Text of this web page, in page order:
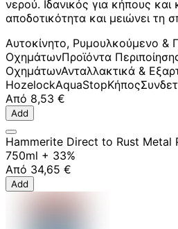
νερού. Ιδανικός για κήπους
αποδοτικότητα και μειώνει τη
Αυτοκίνητο, Ρυμουλκούμενο &
ΟχημάτωνΠροϊόντα
ΟχημάτωνΑνταλλακτικά &
HozelockAquaStopΚήπος
Από 8,53 €
Add
Hammerite Direct to Rust Metal
750ml + 33%
Από 34,65 €
Add